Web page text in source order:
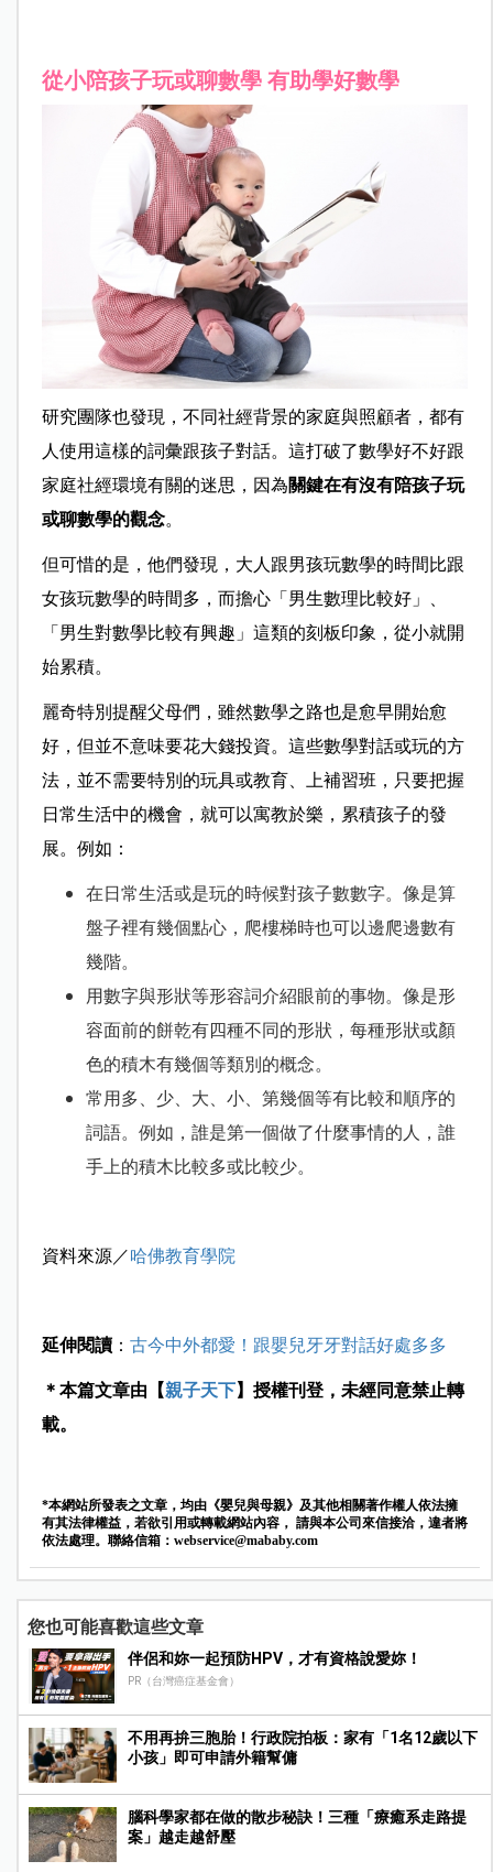
從小陪孩子玩或聊數學 有助學好數學
研究團隊也發現，不同社經背景的家庭與照顧者，都有
人使用這樣的詞彙跟孩子對話。這打破了數學好不好跟
家庭社經環境有關的迷思，因為關鍵在有沒有陪孩子玩
或聊數學的觀念。
但可惜的是，他們發現，大人跟男孩玩數學的時間比跟
女孩玩數學的時間多，而擔心「男生數理比較好」、
「男生對數學比較有興趣」這類的刻板印象，從小就開
始累積。
麗奇特別提醒父母們，雖然數學之路也是愈早開始愈
好，但並不意味要花大錢投資。這些數學對話或玩的方
法，並不需要特別的玩具或教育、上補習班，只要把握
日常生活中的機會，就可以寓教於樂，累積孩子的發
展。例如：
在日常生活或是玩的時候對孩子數數字。像是算
盤子裡有幾個點心，爬樓梯時也可以邊爬邊數有
幾階。
用數字與形狀等形容詞介紹眼前的事物。像是形
容面前的餅乾有四種不同的形狀，每種形狀或顏
色的積木有幾個等類別的概念。
常用多、少、大、小、第幾個等有比較和順序的
詞語。例如，誰是第一個做了什麼事情的人，誰
手上的積木比較多或比較少。
資料來源／哈佛教育學院
延伸閱讀： 古今中外都愛！跟嬰兒牙牙對話好處多多
＊本篇文章由【親子天下】授權刊登，未經同意禁止轉
載。
*本網站所發表之文章，均由《嬰兒與母親》及其他相關著作權人依法擁
有其法律權益，若欲引用或轉載網站內容， 請與本公司來信接洽，違者將
依法處理。聯絡信箱： webservice@mababy.com
您也可能喜歡這些文章
伴侶和妳一起預防HPV，才有資格說愛妳！
PR（台灣癌症基金會）
不用再拚三胞胎！行政院拍板：家有「1名12歲以下
小孩」即可申請外籍幫傭
腦科學家都在做的散步秘訣！三種「療癒系走路提
案」越走越舒壓